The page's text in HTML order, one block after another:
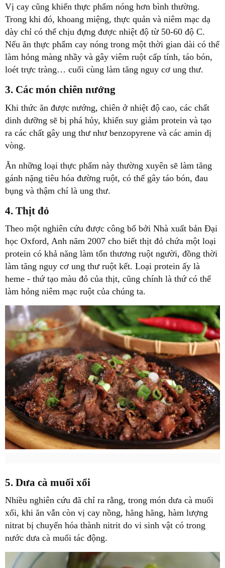
Vị cay cũng khiến thực phẩm nóng hơn bình thường.
Trong khi đó, khoang miệng, thực quản và niêm mạc dạ
dày chỉ có thể chịu đựng được nhiệt độ từ 50-60 độ C.
Nếu ăn thực phẩm cay nóng trong một thời gian dài có thể
làm hỏng màng nhầy và gây viêm ruột cấp tính, táo bón,
loét trực tràng… cuối cùng làm tăng nguy cơ ung thư.
3. Các món chiên nướng
Khi thức ăn được nướng, chiên ở nhiệt độ cao, các chất
dinh dưỡng sẽ bị phá hủy, khiến suy giảm protein và tạo
ra các chất gây ung thư như benzopyrene và các amin dị
vòng.
Ăn những loại thực phẩm này thường xuyên sẽ làm tăng
gánh nặng tiêu hóa đường ruột, có thể gây táo bón, đau
bụng và thậm chí là ung thư.
4. Thịt đỏ
Theo một nghiên cứu được công bố bởi Nhà xuất bản Đại
học Oxford, Anh năm 2007 cho biết thịt đỏ chứa một loại
protein có khả năng làm tổn thương ruột người, đồng thời
làm tăng nguy cơ ung thư ruột kết. Loại protein ấy là
heme - thứ tạo màu đỏ của thịt, cũng chính là thứ có thể
làm hỏng niêm mạc ruột của chúng ta.
5. Dưa cà muối xổi
Nhiều nghiên cứu đã chỉ ra rằng, trong món dưa cà muối
xổi, khi ăn vẫn còn vị cay nồng, hăng hăng, hàm lượng
nitrat bị chuyển hóa thành nitrit do vi sinh vật có trong
nước dưa cà muối tác động.